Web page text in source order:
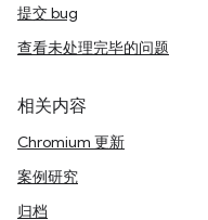
提交 bug
查看未处理完毕的问题
相关内容
Chromium 更新
案例研究
归档